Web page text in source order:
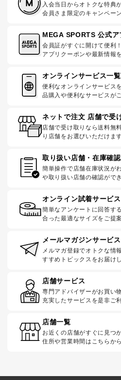
入会当日からオトクな特典
会員さま限定のキャンペー
MEGA SPORTS 公式ア
会員証がすぐに開けて便利！
アプリクーポンや最新情報
オンラインサービス一覧
便利なオンラインサービス
品購入や便利なサービスが
ネットで注文 店舗で受
店舗で受け取りなら送料無
り店舗をお選びいただけます
取り扱い店舗・在庫確認
簡単操作で店舗在庫状況が
や取り扱い店舗の確認がで
オンライン試着サービ
簡単なアンケートに回答す
合った最適なサイズをご提
メールマガジンサービス
メルマガ登録でオトクな情
すすめトピックスをお届け
店舗サービス
専門アドバイザーがお買い
充実したサービスを是非ご
店舗一覧
お近くの店舗がすぐに見つ
住所や営業時間はこちらか